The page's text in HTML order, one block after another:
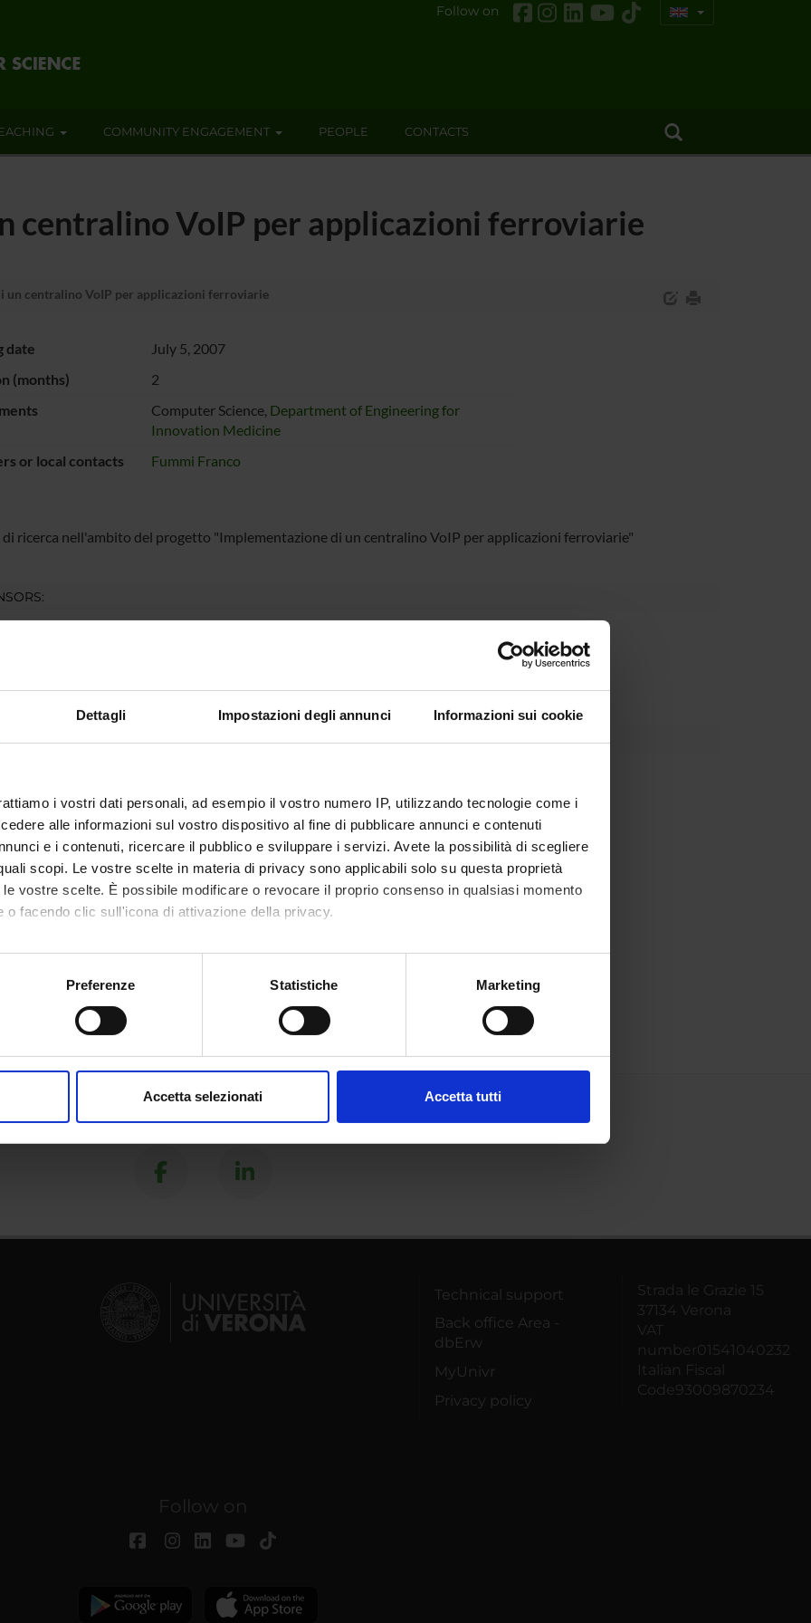
Dettagli Impostazioni degli annunci Informazioni sui cookie
i vostri dati personali, ad esempio il vostro numero IP, utilizzando tecnologie come i
alle informazioni sul vostro dispositivo al fine di pubblicare annunci e contenuti
e i contenuti, ricercare il pubblico e sviluppare i servizi. Avete la possibilità di scegliere
scopi. Le vostre scelte in materia di privacy sono applicabili solo su questa proprietà
vostre scelte. È possibile modificare o revocare il proprio consenso in qualsiasi momento
o facendo clic sull'icona di attivazione della privacy.
anche:
sulla tua posizione geografica, con un'approssimazione di qualche metro,
in qualsiasi momento dalla Dichiarazione sui cookie.
Preferenze Statistiche Marketing
Accetta selezionati Accetta tutti
Follow on
COMMUNITY ENGAGEMENT PEOPLE CONTACTS
centralino VoIP per applicazioni ferroviarie
un centralino VoIP per applicazioni ferroviarie
date
July 5, 2007
(months)
2
Computer Science, Department of Engineering for
Innovation Medicine
or local contacts
Fummi Franco
ricerca nell'ambito del progetto "Implementazione di un centralino VoIP per applicazioni ferroviarie"
PARTICIPANTS
Share
Technical support
Back office Area -
dbErw
MyUnivr
Privacy policy
Strada le Grazie 15
37134 Verona
VAT
number01541040232
Italian Fiscal
Code93009870234
Follow on